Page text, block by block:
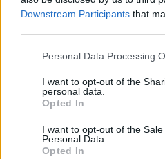
Downstream Participants that
Personal Data Processing
I want to opt-out of the
personal data.
Opted In
I want to opt-out of the
Personal Data.
Opted In